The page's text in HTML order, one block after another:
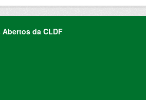
da CLDF